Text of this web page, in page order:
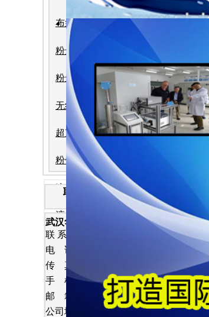
布袋检漏仪
粉尘检测仪
粉尘浓度仪
无线远传系统
超声波流量计
粉体流量计
流量计
液位计
轴承测温及跑偏控制系统
仪器仪表
联 系 方 式
武汉华德林科技有限公司
联 系 人 : 汪 林
电 话 : 027-86976669
传 真 : 027-86976673
手 机 : 18971536297
邮 箱 ： hdlkj69@163.com
公司地址 : 武汉市阳逻开发
:
1
.
3
.